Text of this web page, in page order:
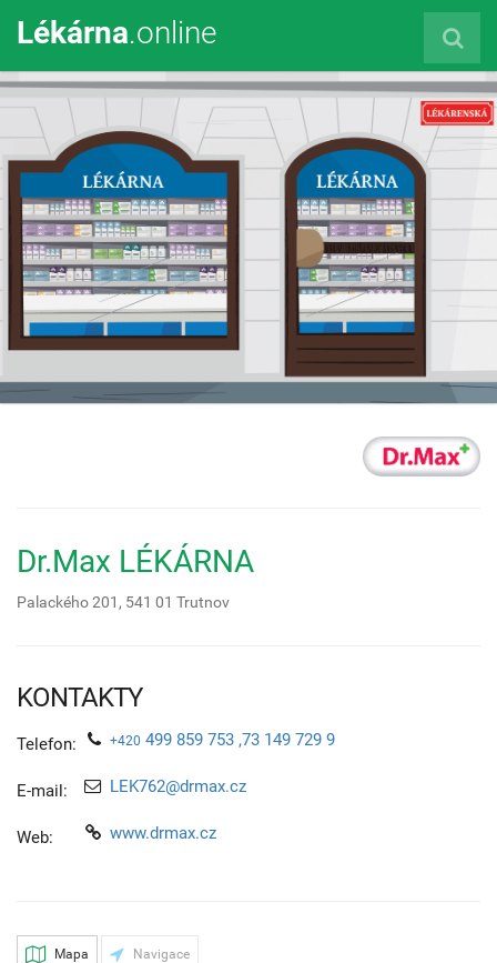
Lékárna.online
Dr.Max LÉKÁRNA
Palackého 201, 541 01 Trutnov
KONTAKTY
Telefon: +420 499 859 753 ,73 149 729 9
E-mail: LEK762@drmax.cz
Web: www.drmax.cz
Mapa Navigace